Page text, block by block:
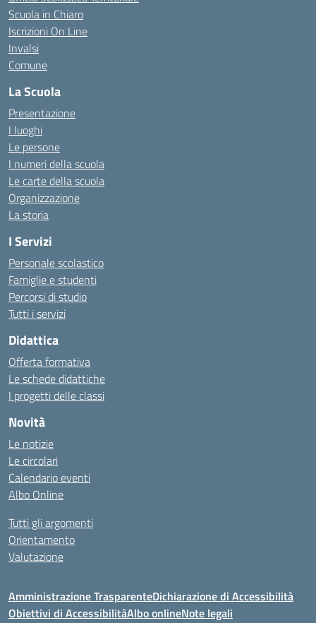
Scuola in Chiaro
Iscrizioni On Line
Invalsi
Comune
La Scuola
Presentazione
I luoghi
Le persone
I numeri della scuola
Le carte della scuola
Organizzazione
La storia
I Servizi
Personale scolastico
Famiglie e studenti
Percorsi di studio
Tutti i servizi
Didattica
Offerta formativa
Le schede didattiche
I progetti delle classi
Novità
Le notizie
Le circolari
Calendario eventi
Albo Online
Tutti gli argomenti
Orientamento
Valutazione
Amministrazione TrasparenteDichiarazione di Accessibilità
Obiettivi di AccessibilitàAlbo onlineNote legali